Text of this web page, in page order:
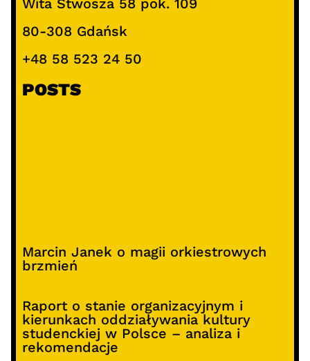
80-308 Gdańsk
+48 58 523 24 50
POSTS
Marcin Janek o magii orkiestrowych
brzmień
Raport o stanie organizacyjnym i
kierunkach oddziaływania kultury
studenckiej w Polsce – analiza i
rekomendacje